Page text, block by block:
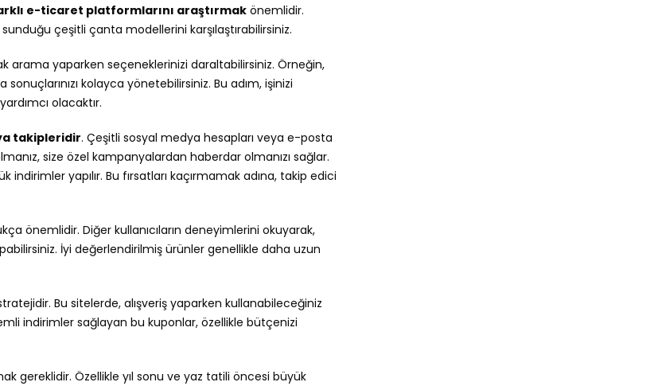
e-ticaret platformlarını araştırmak önemlidir.
çeşitli çanta modellerini karşılaştırabilirsiniz.
arama yaparken seçeneklerinizi daraltabilirsiniz. Örneğin,
kolayca yönetebilirsiniz. Bu adım, işinizi
olacaktır.
takipleridir. Çeşitli sosyal medya hesapları veya e-posta
size özel kampanyalardan haberdar olmanızı sağlar.
yapılır. Bu fırsatları kaçırmamak adına, takip edici
önemlidir. Diğer kullanıcıların deneyimlerini okuyarak,
İyi değerlendirilmiş ürünler genellikle daha uzun
Bu sitelerde, alışveriş yaparken kullanabileceğiniz
indirimler sağlayan bu kuponlar, özellikle bütçenizi
gereklidir. Özellikle yıl sonu ve yaz tatili öncesi büyük